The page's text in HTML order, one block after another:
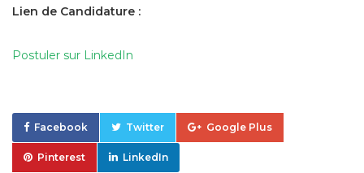
Lien de Candidature :
Postuler sur LinkedIn
Facebook Twitter Google Plus
Pinterest LinkedIn